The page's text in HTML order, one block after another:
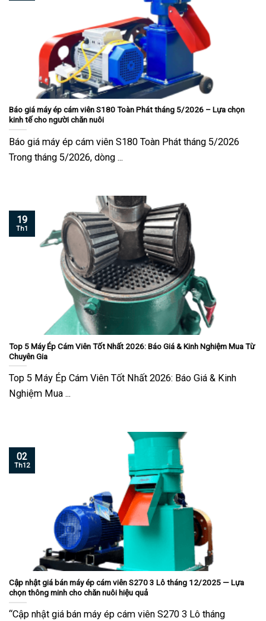
Báo giá máy ép cám viên S180 Toàn Phát tháng 5/2026 – Lựa chọn
kinh tế cho người chăn nuôi
Báo giá máy ép cám viên S180 Toàn Phát tháng 5/2026
Trong tháng 5/2026, dòng ...
Top 5 Máy Ép Cám Viên Tốt Nhất 2026: Báo Giá & Kinh Nghiệm Mua Từ
Chuyên Gia
Top 5 Máy Ép Cám Viên Tốt Nhất 2026: Báo Giá & Kinh
Nghiệm Mua ...
19
Th1
Cập nhật giá bán máy ép cám viên S270 3 Lô tháng 12/2025 — Lựa
chọn thông minh cho chăn nuôi hiệu quả
“Cập nhật giá bán máy ép cám viên S270 3 Lô tháng
02
Th12